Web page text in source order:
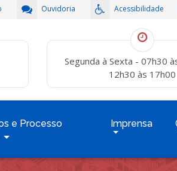
Acessibilidade
Ouvidoria
Segunda à Sexta - 07h30
12h30 às 17h00
e Processo
Imprensa